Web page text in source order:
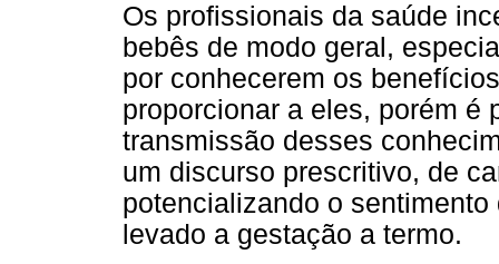
Os profissionais da saúde
bebês de modo geral,
por conhecerem os
proporcionar a eles, porém é
transmissão desses
um discurso prescritivo, de
potencializando o
levado a gestação a termo.